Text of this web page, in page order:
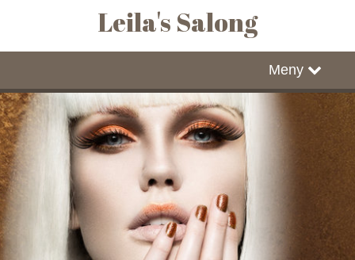
Leila's Salong
Meny
Bestill time hos Leila
Bestill time hos Ling